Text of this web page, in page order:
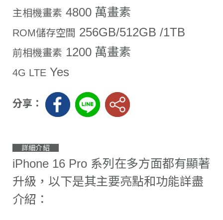
主相機畫素 4800 萬畫素
ROM儲存空間 256GB/512GB /1TB
前相機畫素 1200 萬畫素
4G LTE Yes
分享：
詳細介紹
iPhone 16 Pro 系列在多方面都有顯著
升級，以下是其主要亮點和功能詳盡
介紹：